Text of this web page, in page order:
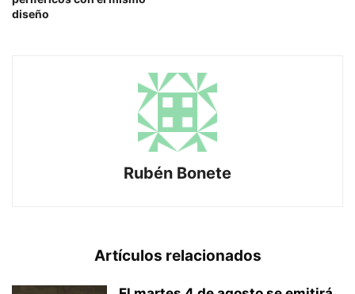
diseño
Rubén Bonete
Artículos relacionados